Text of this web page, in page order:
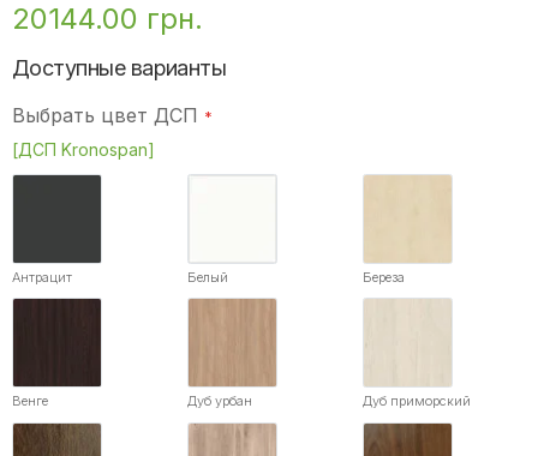
20144.00 грн.
Доступные варианты
Выбрать цвет ДСП
[ДСП Kronospan]
Антрацит Белый Береза
Венге Дуб урбан Дуб приморский